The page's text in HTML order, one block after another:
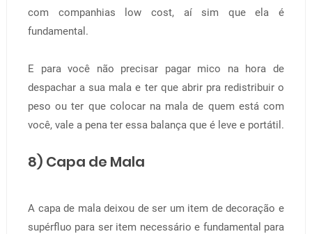
com companhias low cost, aí sim que ela é
fundamental.
E para você não precisar pagar mico na hora de
despachar a sua mala e ter que abrir pra redistribuir o
peso ou ter que colocar na mala de quem está com
você, vale a pena ter essa balança que é leve e portátil.
8) Capa de Mala
A capa de mala deixou de ser um item de decoração e
supérfluo para ser item necessário e fundamental para